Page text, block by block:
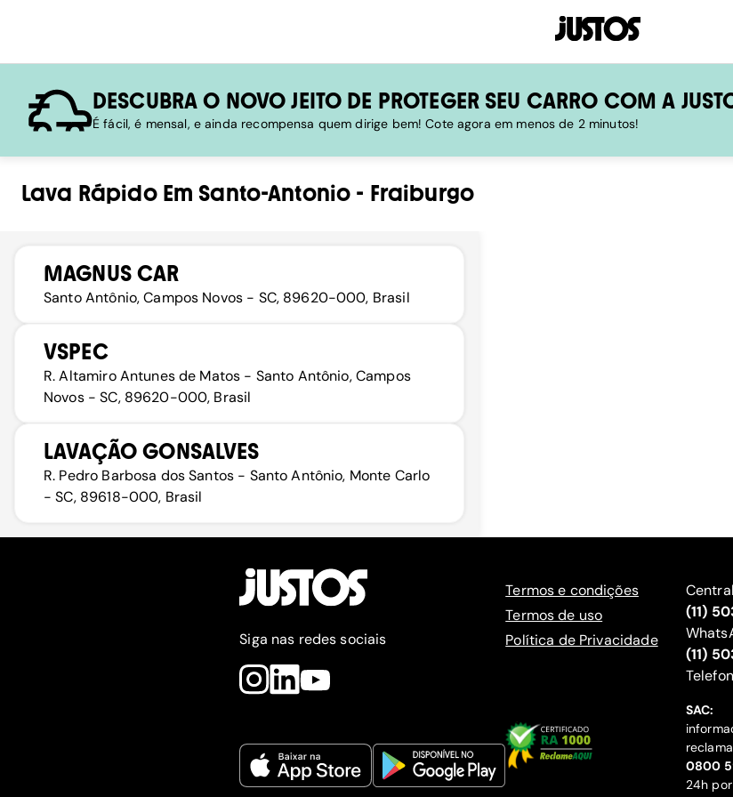
DESCUBRA O NOVO JEITO DE PROTEGER SEU CARRO COM A
É fácil, é mensal, e ainda recompensa quem dirige bem! Cote agora em menos de 2 minutos!
Lava RápidoEm Santo-Antonio - Fraiburgo
MAGNUS CAR
Santo Antônio, Campos Novos - SC, 89620-000, Brasil
VSPEC
R. Altamiro Antunes de Matos - Santo Antônio, Campos
Novos - SC, 89620-000, Brasil
LAVAÇÃO GONSALVES
R. Pedro Barbosa dos Santos - Santo Antônio, Monte Carlo
- SC, 89618-000, Brasil
Siga nas redes sociais
Termos e condições
Termos de uso
Política de Privacidade
(11)
(11)
SAC:
‍0800
24h